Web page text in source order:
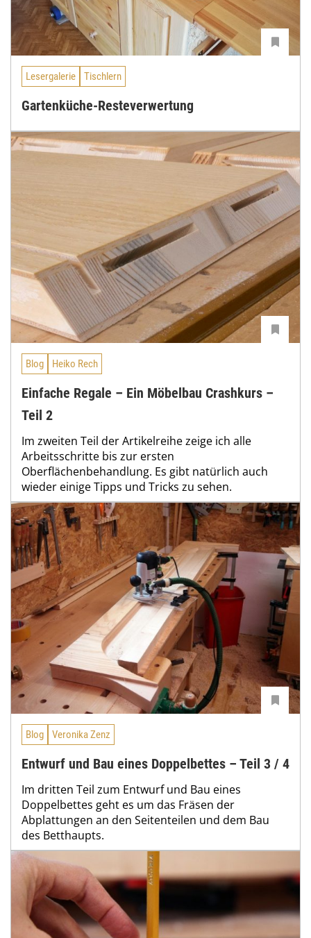
Lesergalerie Tischlern
Gartenküche-Resteverwertung
Blog Heiko Rech
Einfache Regale – Ein Möbelbau Crashkurs –
Teil 2
Im zweiten Teil der Artikelreihe zeige ich alle
Arbeitsschritte bis zur ersten
Oberflächenbehandlung. Es gibt natürlich auch
wieder einige Tipps und Tricks zu sehen.
Blog Veronika Zenz
Entwurf und Bau eines Doppelbettes – Teil 3 / 4
Im dritten Teil zum Entwurf und Bau eines
Doppelbettes geht es um das Fräsen der
Abplattungen an den Seitenteilen und dem Bau
des Betthaupts.